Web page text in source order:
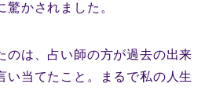
驚かされました。
のは、占い師の方が過去の出来
い当てたこと。まるで私の人生